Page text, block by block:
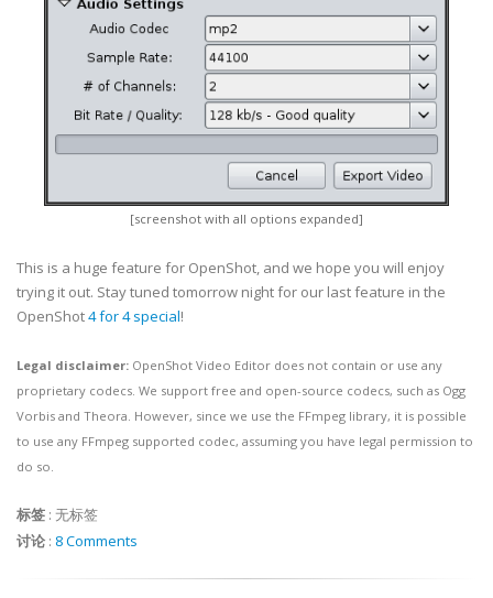
[screenshot with all options expanded]
This is a huge feature for OpenShot, and we hope you will enjoy
trying it out. Stay tuned tomorrow night for our last feature in the
OpenShot4 for 4 special!
Legal disclaimer: OpenShot Video Editor does not contain or use any
proprietary codecs. We support free and open-source codecs, such as Ogg
Vorbis and Theora. However, since we use the FFmpeg library, it is possible
to use any FFmpeg supported codec, assuming you have legal permission to
do so.
标签 : 无标签
讨论 : 8 Comments